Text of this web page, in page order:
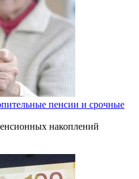
пенсии и срочные
накоплений